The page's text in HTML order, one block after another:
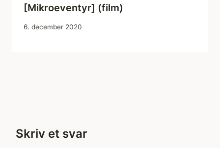
[Mikroeventyr] (film)
6. december 2020
Skriv et svar